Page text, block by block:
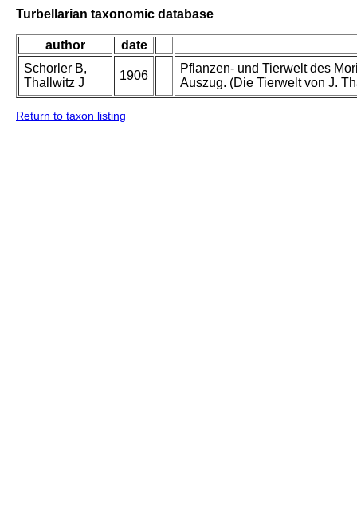
Turbellarian taxonomic database
author
date
Schorler B,
Thallwitz J
1906
Pflanzen- und Tierwelt des
Auszug. (Die Tierwelt von J.
Return to taxon listing